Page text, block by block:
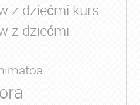
z dziećmi kurs
z dziećmi